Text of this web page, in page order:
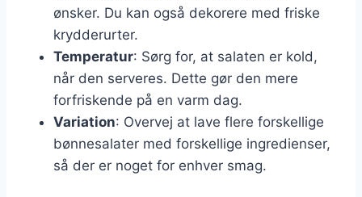
ønsker. Du kan også dekorere med friske
krydderurter.
Temperatur: Sørg for, at salaten er kold,
når den serveres. Dette gør den mere
forfriskende på en varm dag.
Variation: Overvej at lave flere forskellige
bønnesalater med forskellige ingredienser,
så der er noget for enhver smag.